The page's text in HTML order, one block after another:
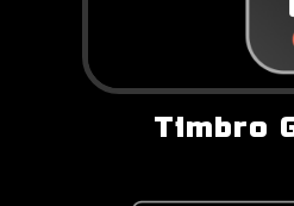
Timbro